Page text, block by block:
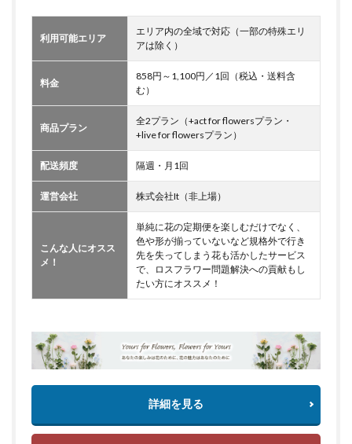
利用可能エリア
エリア内の全域で対応（一部の特殊エリ
アは除く）
料金
858円～1,100円／1回（税込・送料含
む）
商品プラン
全2プラン（+act for flowersプラン・
+live for flowersプラン）
配送頻度 隔週・月1回
運営会社 株式会社It（非上場）
こんな人にオスス
メ！
単純に花の定期便を楽しむだけでなく、
色や形が揃っていないなど規格外で行き
先を失ってしまう花も活かしたサービス
で、ロスフラワー問題解決への貢献もし
たい方にオススメ！
詳細を見る